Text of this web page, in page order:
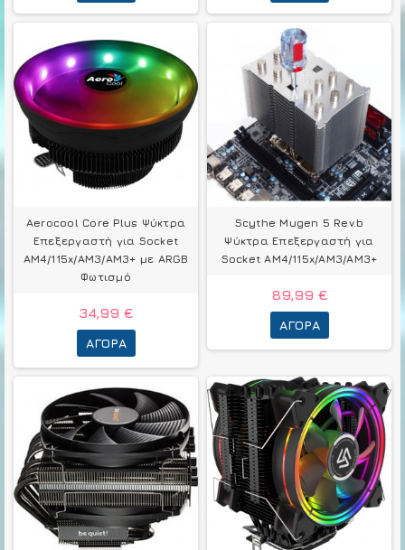
Aerocool Core Plus Ψύκτρα
Επεξεργαστή για Socket
AM4/115x/AM3/AM3+ με ARGB
Φωτισμό
34,99 €
ΑΓΟΡΆ
Scythe Mugen 5 Rev.b
Ψύκτρα Επεξεργαστή για
Socket AM4/115x/AM3/AM3+
89,99 €
ΑΓΟΡΆ